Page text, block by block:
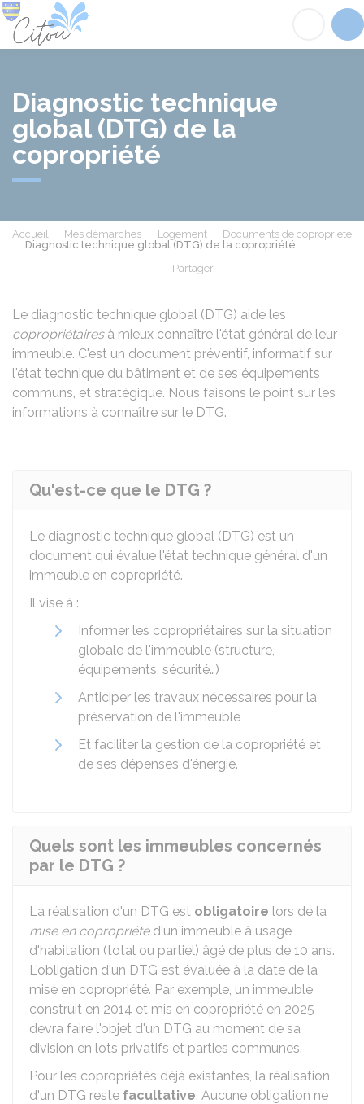
Diagnostic technique
global (DTG) de la
copropriété
Accueil Mes démarches Logement
Documents de copropriété
Diagnostic technique global (DTG) de la copropriété
Partager
Le diagnostic technique global (DTG) aide les
copropriétairesà mieux connaître l'état général de leur
immeuble. C'est un document préventif, informatif sur
l'état technique du bâtiment et de ses équipements
communs, et stratégique. Nous faisons le point sur les
informations à connaître sur le DTG.
Qu'est-ce que le DTG ?
Le diagnostic technique global (DTG) est un
document qui évalue l'état technique général d'un
immeuble en copropriété.
Il vise à :
Informer les copropriétaires sur la situation
globale de l'immeuble (structure,
équipements, sécurité…)
Anticiper les travaux nécessaires pour la
préservation de l'immeuble
Et faciliter la gestion de la copropriété et
de ses dépenses d'énergie.
Quels sont les immeubles concernés
par le DTG ?
La réalisation d'un DTG est obligatoire lors de la
mise en copropriétéd'un immeuble à usage
d'habitation (total ou partiel) âgé de plus de 10 ans.
L'obligation d'un DTG est évaluée à la date de la
mise en copropriété. Par exemple, un immeuble
construit en 2014 et mis en copropriété en 2025
devra faire l'objet d'un DTG au moment de sa
division en lots privatifs et parties communes.
Pour les copropriétés déjà existantes, la réalisation
d'un DTG reste facultative. Aucune obligation ne